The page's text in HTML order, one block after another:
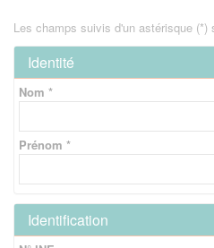
Les champs suivis d'un astérisque (*)
Identité
Nom *
Prénom *
Identification